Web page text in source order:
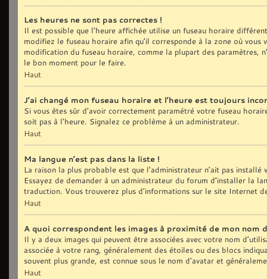
Les heures ne sont pas correctes !
Il est possible que l’heure affichée utilise un fuseau horaire
modifiez le fuseau horaire afin qu’il corresponde à la zone où
modification du fuseau horaire, comme la plupart des paramètres,
le bon moment pour le faire.
Haut
J’ai changé mon fuseau horaire et l’heure est toujours
Si vous êtes sûr d’avoir correctement paramétré votre fuseau
soit pas à l’heure. Signalez ce problème à un administrateur.
Haut
Ma langue n’est pas dans la liste !
La raison la plus probable est que l’administrateur n’ait pas
Essayez de demander à un administrateur du forum d’installer la
traduction. Vous trouverez plus d’informations sur le site Internet
Haut
A quoi correspondent les images à proximité de mon nom
Il y a deux images qui peuvent être associées avec votre nom
associée à votre rang, généralement des étoiles ou des blocs
souvent plus grande, est connue sous le nom d’avatar et
Haut